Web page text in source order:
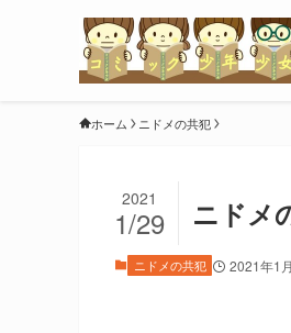
ホーム ニドメの共犯
ニドメ
2021
1/29
ニドメの共犯 2021年1